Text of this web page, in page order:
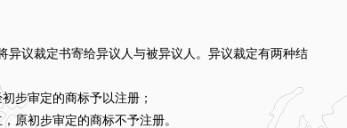
异议裁定书寄给异议人与被异议人。异议裁定有两种结
步审定的商标予以注册；
原初步审定的商标不予注册。